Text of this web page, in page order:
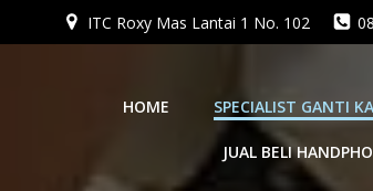
ITC Roxy Mas Lantai 1 No. 102
HOME SPECIALIST GANTI
JUAL BELI